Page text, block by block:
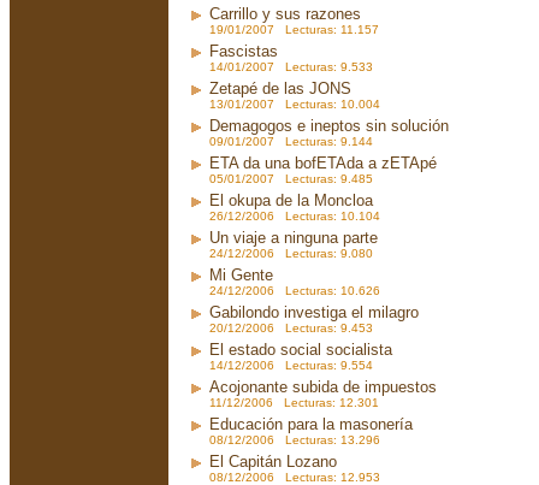
Carrillo y sus razones
19/01/2007 Lecturas: 11.157
Fascistas
14/01/2007 Lecturas: 9.533
Zetapé de las JONS
13/01/2007 Lecturas: 10.004
Demagogos e ineptos sin solución
09/01/2007 Lecturas: 9.144
ETA da una bofETAda a zETApé
05/01/2007 Lecturas: 9.485
El okupa de la Moncloa
26/12/2006 Lecturas: 10.104
Un viaje a ninguna parte
24/12/2006 Lecturas: 9.080
Mi Gente
24/12/2006 Lecturas: 10.626
Gabilondo investiga el milagro
20/12/2006 Lecturas: 9.453
El estado social socialista
14/12/2006 Lecturas: 9.554
Acojonante subida de impuestos
11/12/2006 Lecturas: 12.301
Educación para la masonería
08/12/2006 Lecturas: 13.296
El Capitán Lozano
08/12/2006 Lecturas: 12.953